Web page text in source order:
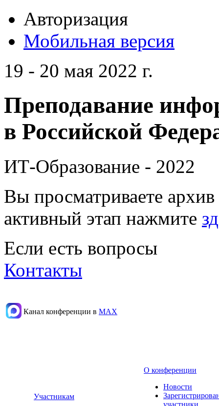
Авторизация
Мобильная версия
19 - 20 мая 2022 г.
Преподавание
в Российской
ИТ-Образование - 2022
Вы просматриваете
активный этап нажмите
Если есть вопросы
Контакты
Канал конференции в МАХ
Участникам
О конференции
Новости
участники